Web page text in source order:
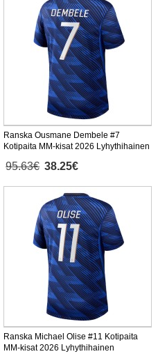
Ranska Ousmane Dembele #7
Kotipaita MM-kisat 2026 Lyhythihainen
95.63€ 38.25€
Ranska Michael Olise #11 Kotipaita
MM-kisat 2026 Lyhythihainen